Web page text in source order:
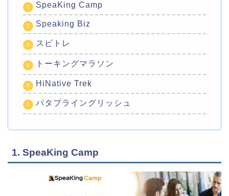
SpeaKing Camp
Speaking Biz
スピトレ
トーキングマラソン
HiNative Trek
パタプライングリッシュ
1. SpeaKing Camp